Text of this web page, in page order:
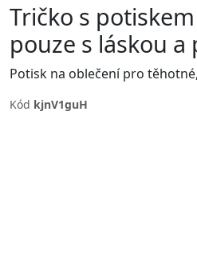
Tričko s
pouze s láskou a
Kód kjnV1guH